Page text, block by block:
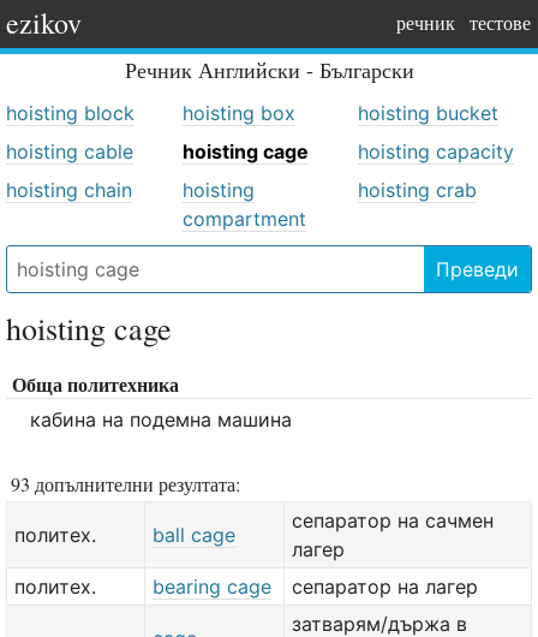
ezikov речник тестове
Речник Английски - Български
hoisting block hoisting box
hoisting bucket
hoisting cable
hoisting cage
hoisting capacity
hoisting chain
hoisting
compartment
hoisting crab
Преведи
hoisting cage
Обща политехника
кабина на подемна машина
93 допълнителни резултата:
политех. ball cage
сепаратор на сачмен
лагер
политех.
bearing cage сепаратор на лагер
затварям/държа в